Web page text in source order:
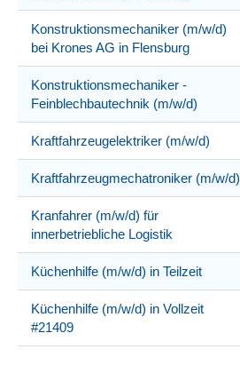
Konstruktionsmechaniker (m/w/d)
bei Krones AG in Flensburg
Konstruktionsmechaniker -
Feinblechbautechnik (m/w/d)
Kraftfahrzeugelektriker (m/w/d)
Kraftfahrzeugmechatroniker (m/w/d)
Kranfahrer (m/w/d) für
innerbetriebliche Logistik
Küchenhilfe (m/w/d) in Teilzeit
Küchenhilfe (m/w/d) in Vollzeit
#21409